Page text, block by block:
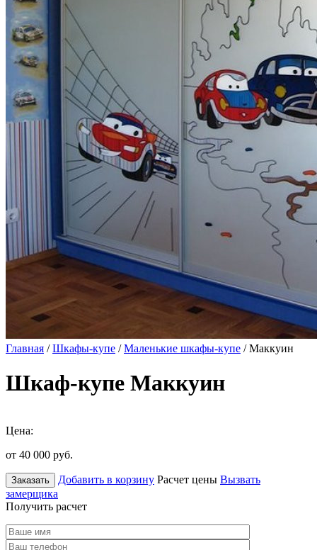
Главная /Шкафы-купе /Маленькие шкафы-купе / Маккуин
Шкаф-купе Маккуин
Цена:
от 40 000 руб.
Заказать Добавить в корзину Расчет цены Вызвать
замерщика
Получить расчет